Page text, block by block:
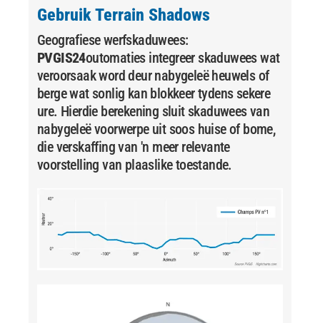
Gebruik Terrain Shadows
Geografiese werfskaduwees:
PVGIS24outomaties integreer skaduwees wat
veroorsaak word deur nabygeleë heuwels of
berge wat sonlig kan blokkeer tydens sekere
ure. Hierdie berekening sluit skaduwees van
nabygeleë voorwerpe uit soos huise of bome,
die verskaffing van 'n meer relevante
voorstelling van plaaslike toestande.